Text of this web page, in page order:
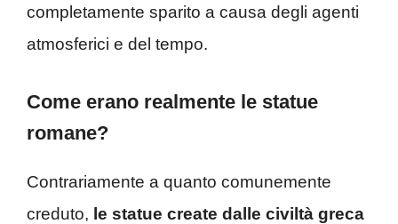
completamente sparito a causa degli agenti
atmosferici e del tempo.
Come erano realmente le statue
romane?
Contrariamente a quanto comunemente
creduto, le statue create dalle civiltà greca